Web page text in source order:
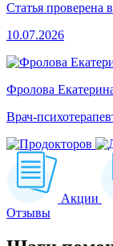
Статья проверена
10.07.2026
Фролова
Врач-
Акции
Отзывы